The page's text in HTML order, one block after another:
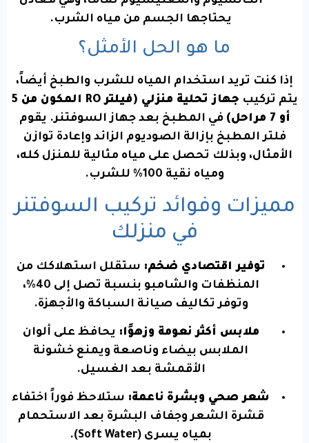
يحتاجها الجسم من مياه الشرب.
ما هو الحل الأمثل؟
إذا كنت تريد استخدام المياه للشرب والطبخ أيضاً،
يتم تركيب
جهاز تحلية منزلي (فيلتر RO المكون من 5
أو 7 مراحل)
في المطبخ بعد جهاز السوفتنر. يقوم
فلتر المطبخ بإزالة الصوديوم الزائد وإعادة توازن
الأمثال، وبذلك تحصل على مياه مثالية للمنزل كله،
ومياه نقية 100% للشرب.
مميزات وفوائد تركيب السوفتنر
في منزلك
توفير اقتصادي ضخم: ستقلل استهلاكك من
المنظفات والشامبو بنسبة تصل إلى 40%،
وتوفر تكاليف صيانة السباكة والأجهزة.
ملابس أكثر نعومة وزهوًا: يحافظ على ألوان
الملابس بيضاء وناصعة ويمنع خشونة
الأقمشة بعد الغسيل.
شعر صحي وبشرة ناعمة: ستلاحظ فوراً اختفاء
قشرة الشعر وجفاف البشرة بعد الاستحمام
بمياه يسرى (Soft Water).